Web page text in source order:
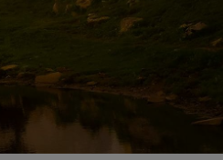
Reiseideer
Rad Pets
Bærekraftige opphold